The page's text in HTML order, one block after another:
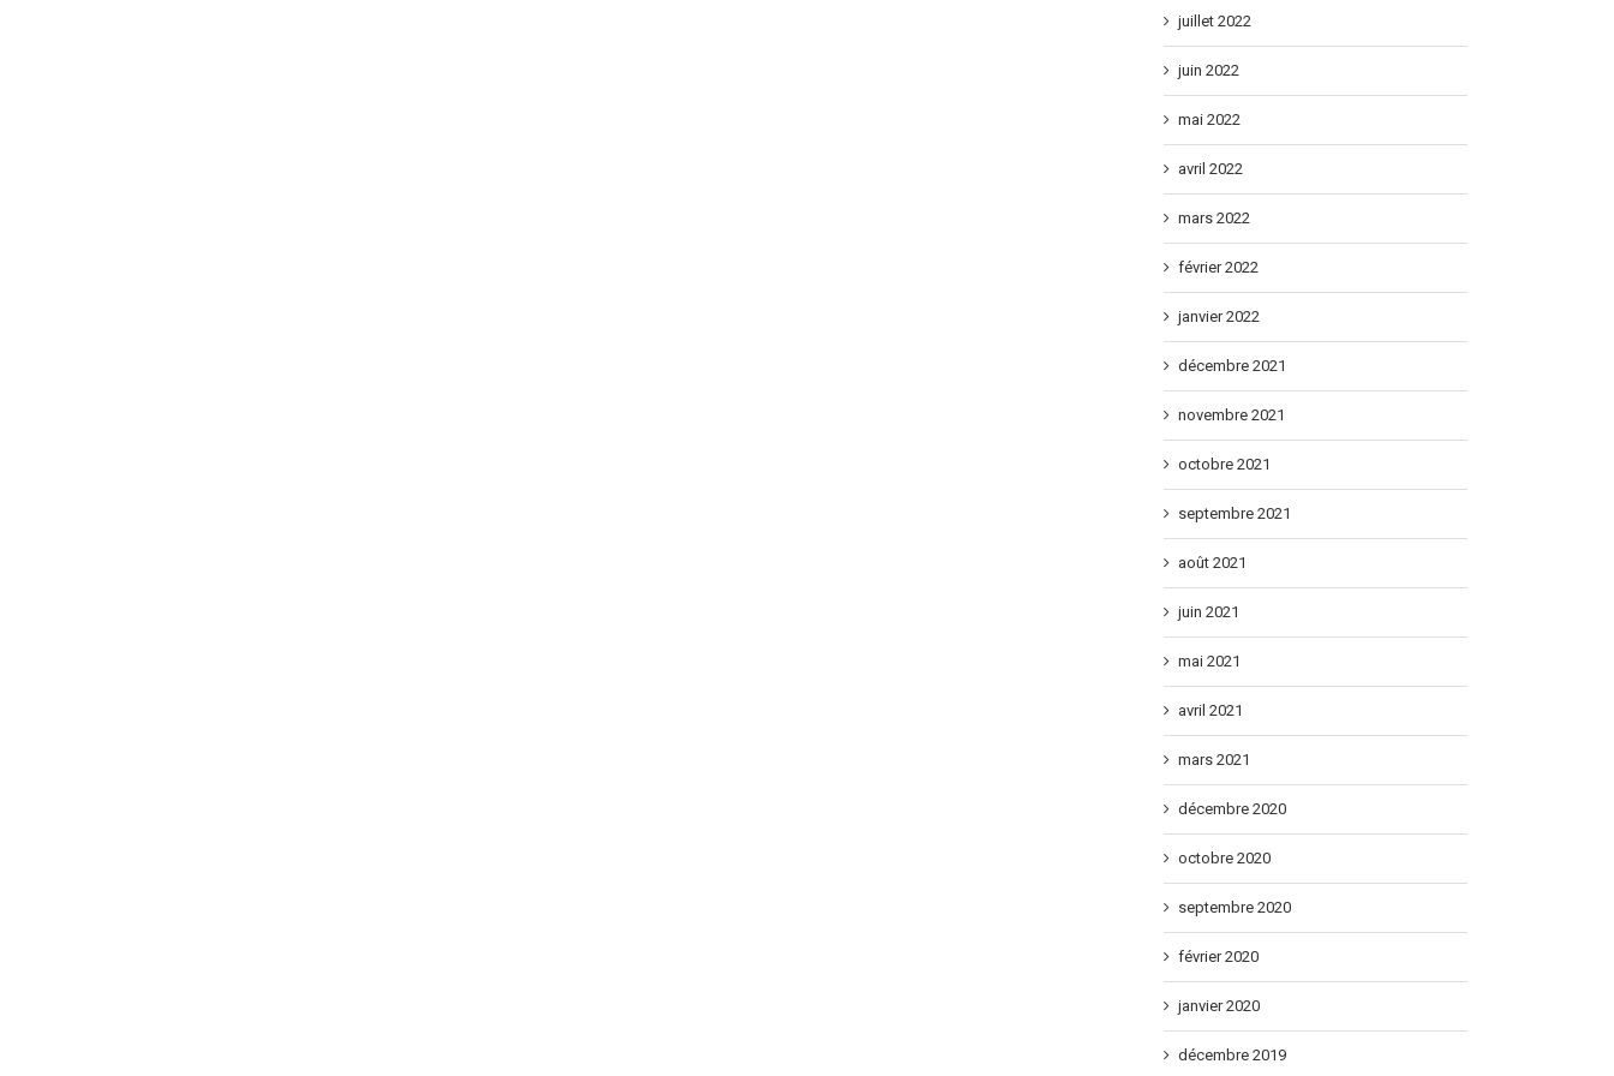
juillet 2022
juin 2022
mai 2022
avril 2022
mars 2022
février 2022
janvier 2022
décembre 2021
novembre 2021
octobre 2021
septembre 2021
août 2021
juin 2021
mai 2021
avril 2021
mars 2021
décembre 2020
octobre 2020
septembre 2020
février 2020
janvier 2020
décembre 2019